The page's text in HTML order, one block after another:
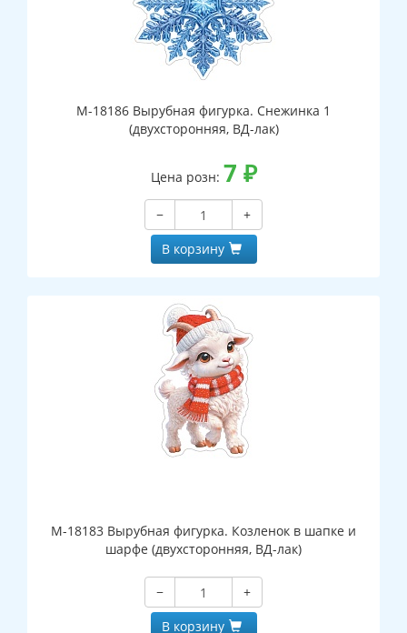
М-18186 Вырубная фигурка. Снежинка 1
(двухсторонняя, ВД-лак)
Цена розн: 7 ₽
−
+
В корзину
М-18183 Вырубная фигурка. Козленок в шапке и
шарфе (двухсторонняя, ВД-лак)
−
+
В корзину